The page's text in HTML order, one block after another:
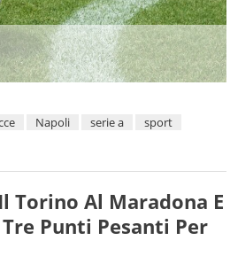
Napoli serie a
sport
Torino Al Maradona E
Punti Pesanti Per